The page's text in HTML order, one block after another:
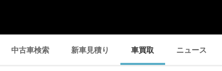
中古車検索 新車見積り 車買取 ニュース